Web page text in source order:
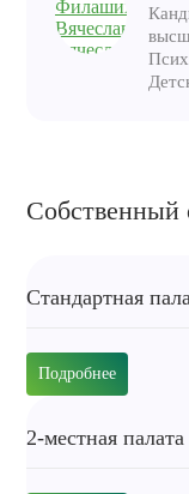
Собственный
Стандартная
Подробнее
2-местная палата